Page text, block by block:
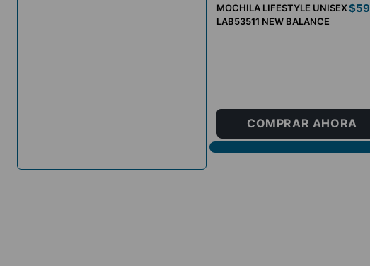
MOCHILA LIFESTYLE UNISEX
LAB53511 NEW BALANCE
$59
COMPRAR AHORA